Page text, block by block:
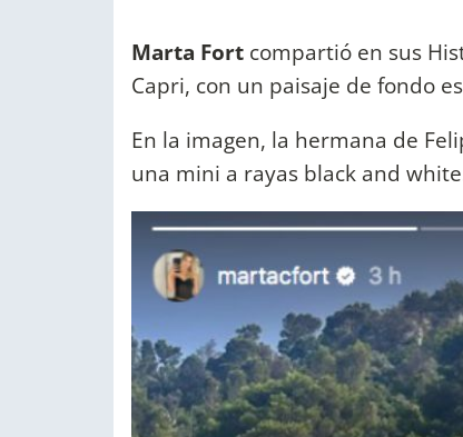
Marta Fort compartió en sus
Capri, con un paisaje de fondo
En la imagen, la hermana de
una mini a rayas black and